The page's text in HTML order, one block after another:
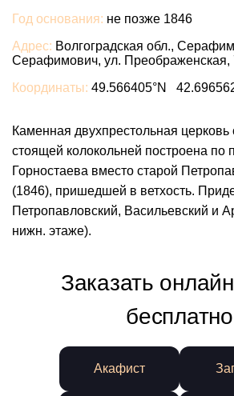
Год основания: не позже 1846
Адрес: Волгоградская обл.,
Серафимович, ул. Преображенская,
Координаты: 49.566405°N
Каменная двухпрестольная церковь
стоящей колокольней построена по
Горностаева вместо старой
(1846), пришедшей в ветхость.
Петропавловский, Васильевский и
нижн. этаже).
Заказать
бесплатно
Акафист